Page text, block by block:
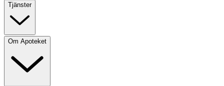
Tjänster
Om Apoteket